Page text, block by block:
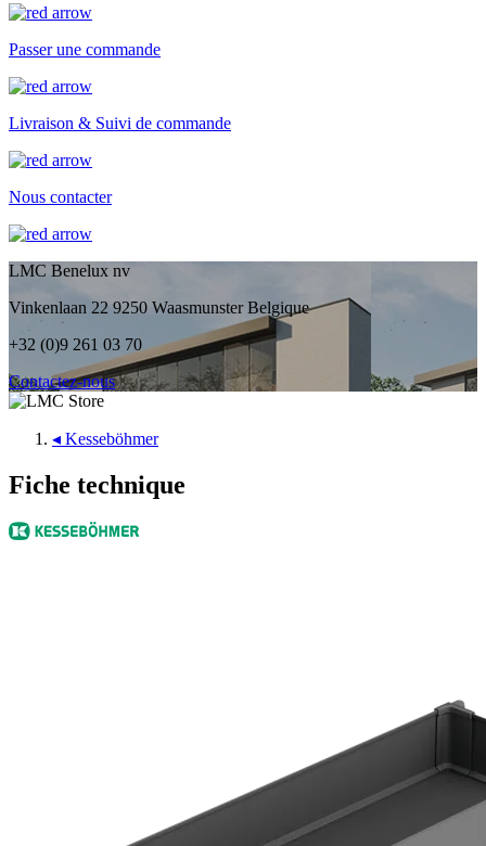
Passer une commande
Livraison & Suivi de commande
Nous contacter
LMC Benelux nv
Vinkenlaan 22 9250 Waasmunster Belgique
+32 (0)9 261 03 70
Contactez-nous
◂ Kesseböhmer
Fiche technique